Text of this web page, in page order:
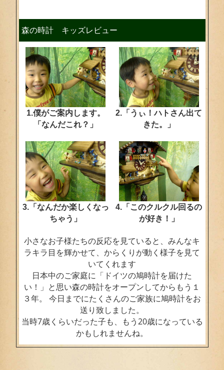
森の時計 キッズレビュー
1.僕がご案内します。
「なんだこれ？」
2.「うぃ！ハトさん出て
きた。」
3.「なんだか楽しくなっ
ちゃう」
4.「このクルクル回るの
が好き！」
小さなお子様たちの反応を見ていると、みんなキ
ラキラ目を輝かせて、からくりが動く様子を見て
いてくれます
日本中のご家庭に「ドイツの鳩時計を届けた
い！」と思い森の時計をオープンしてからもう１
３年。 今日までにたくさんのご家族に鳩時計をお
送り致しました。
当時7歳くらいだった子も、もう20歳になっている
かもしれませんね。